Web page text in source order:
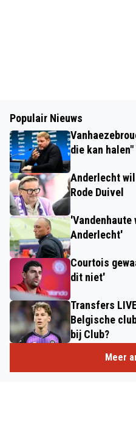
Populair Nieuws
die kan halen"
Anderlecht
Rode Duivel
Anderlecht'
Courtois
dit niet'
Transfers
Belgische
bij Club?
Meer